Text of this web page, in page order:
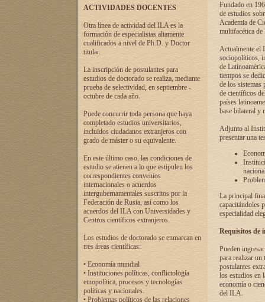
ACTIVIDADES DOCENTES
Otra línea de actividad del ILA es la
formación de especialistas altamente
cualificados a nivel de Ph.D. y Doctor
titular.
La inscripción de postulantes para
estudios de doctorado se realiza, mediante
prueba de selectividad, en septiembre -
octubre de cada año.
Puede concurrir toda persona que haya
completado estudios universitarios,
incluidos ciudadanos extranjeros con
grado de máster o su equivalente.
En este último caso, las condiciones de
estudio se atienen a lo que estipulen los
correspondientes convenios
internacionales o acuerdos
intergubernamentales suscritos por la
Federación de Rusia, así como los
acuerdos del ILA con Universidades y
Centros científicos extranjeros.
Los estudios de doctorado se enmarcan en
tres áreas científicas:
• Economía mundial
• Instituciones políticas, conflictología
etnopolítica, procesos y tecnologías
políticas y nacionales.
• Problemas políticos de las relaciones
Fundado en
de estudios
Academia de
multifacética de
Actualmente el
sociopolíticos,
de
tiempos se
de los sistemas
de científicos
países
base bilateral y
Adjunto al
presentar una
La principal
capacitándoles
especialidad
Requisitos de
Pueden
para realizar un
postulantes
los estudios en
economía o
del ILA.